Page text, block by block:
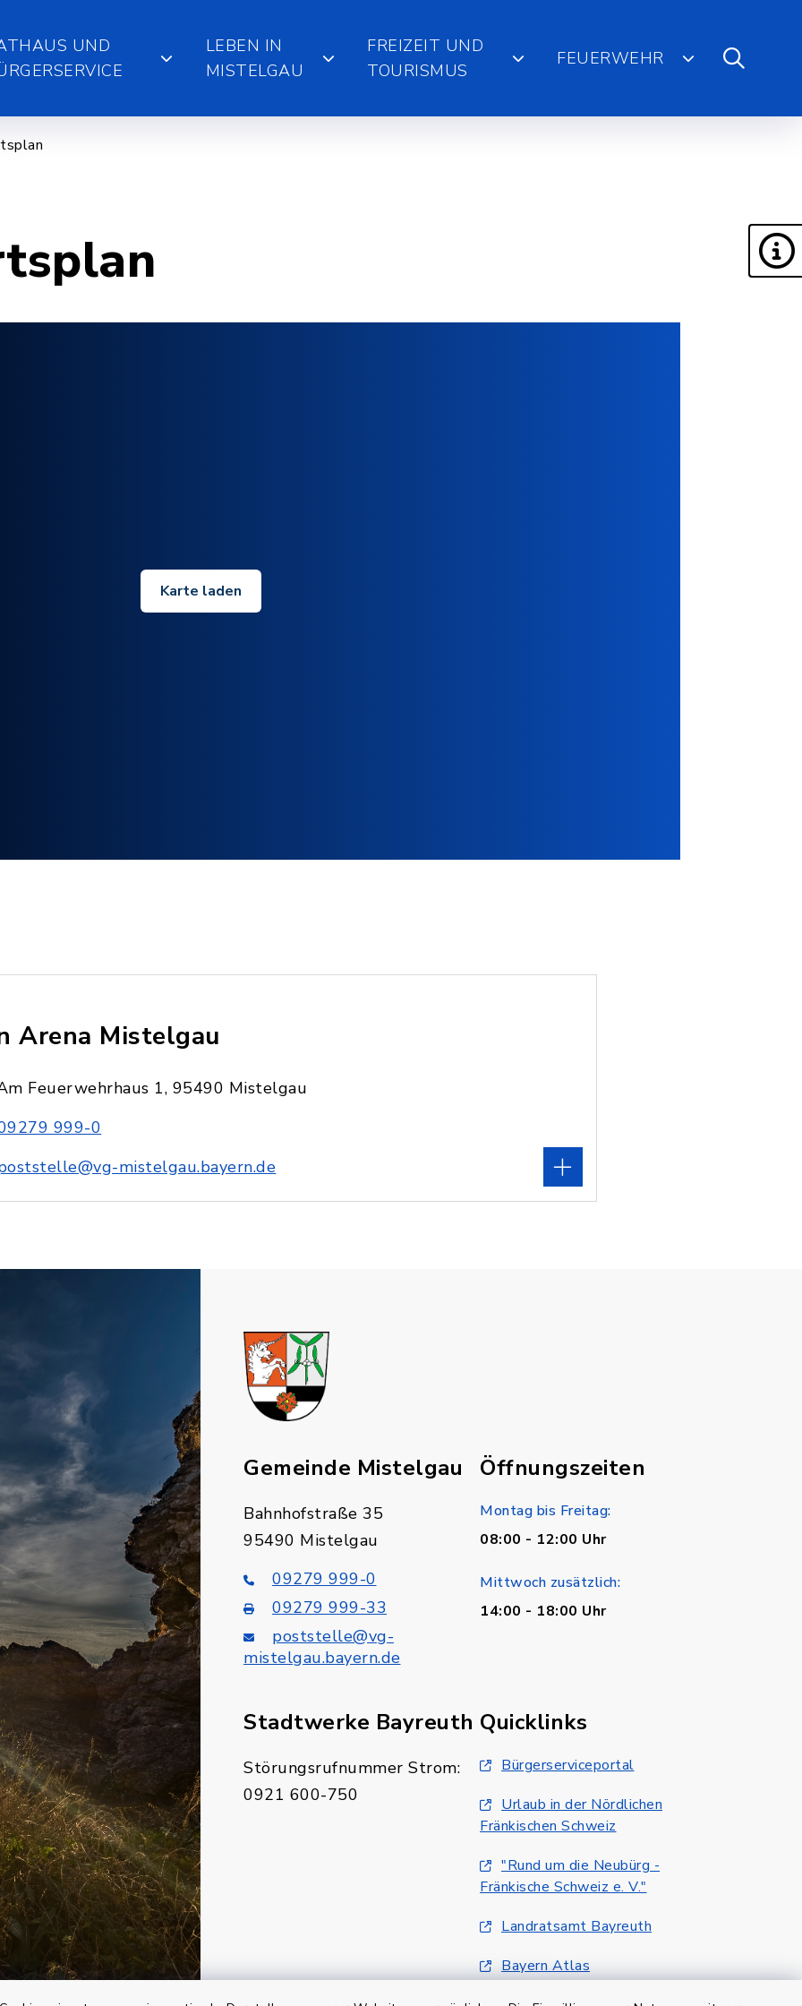
UND
LEBEN IN
MISTELGAU
FREIZEIT UND
TOURISMUS
FEUERWEHR
Karte laden
Arena Mistelgau
Feuerwehrhaus 1, 95490 Mistelgau
999-0
mistelgau.bayern.de
Gemeinde Mistelgau
Bahnhofstraße 35
95490 Mistelgau
09279 999-0
09279 999-33
poststelle@vg-
mistelgau.bayern.de
Öffnungszeiten
Montag bis Freitag:
08:00 - 12:00 Uhr
Mittwoch zusätzlich:
14:00 - 18:00 Uhr
Stadtwerke Bayreuth
Störungsrufnummer Strom:
0921 600-750
Quicklinks
Bürgerserviceportal
Urlaub in der Nördlichen
Fränkischen Schweiz
"Rund um die Neubürg -
Fränkische Schweiz e. V."
Landratsamt Bayreuth
Bayern Atlas